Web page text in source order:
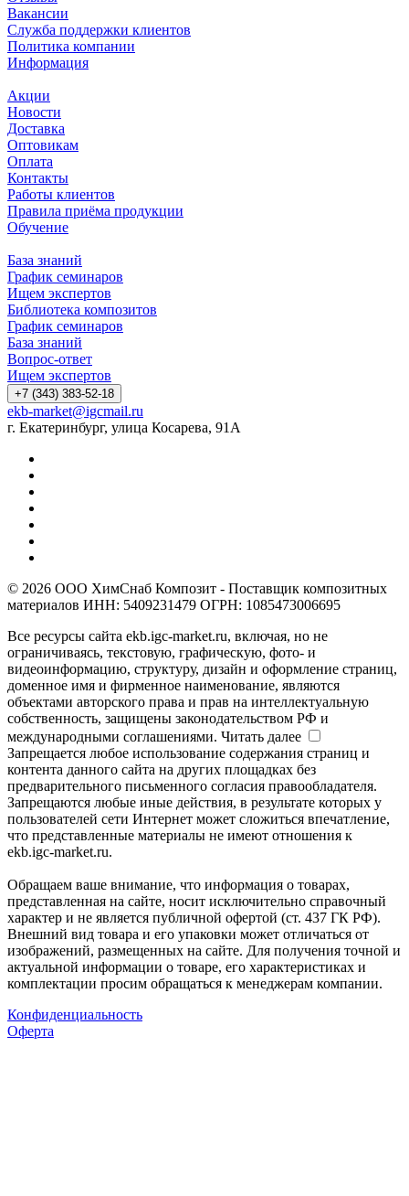
Вакансии
Служба поддержки клиентов
Политика компании
Информация
Акции
Новости
Доставка
Оптовикам
Оплата
Контакты
Работы клиентов
Правила приёма продукции
Обучение
База знаний
График семинаров
Ищем экспертов
Библиотека композитов
График семинаров
База знаний
Вопрос-ответ
Ищем экспертов
+7 (343) 383-52-18
ekb-market@igcmail.ru
г. Екатеринбург, улица Косарева, 91А
© 2026 ООО ХимСнаб Композит - Поставщик композитных
материалов ИНН: 5409231479 ОГРН: 1085473006695
Все ресурсы сайта ekb.igc-market.ru, включая, но не
ограничиваясь, текстовую, графическую, фото- и
видеоинформацию, структуру, дизайн и оформление страниц,
доменное имя и фирменное наименование, являются
объектами авторского права и прав на интеллектуальную
собственность, защищены законодательством РФ и
международными соглашениями. Читать далее
Запрещается любое использование содержания страниц и
контента данного сайта на других площадках без
предварительного письменного согласия правообладателя.
Запрещаются любые иные действия, в результате которых у
пользователей сети Интернет может сложиться впечатление,
что представленные материалы не имеют отношения к
ekb.igc-market.ru.
Обращаем ваше внимание, что информация о товарах,
представленная на сайте, носит исключительно справочный
характер и не является публичной офертой (ст. 437 ГК РФ).
Внешний вид товара и его упаковки может отличаться от
изображений, размещенных на сайте. Для получения точной и
актуальной информации о товаре, его характеристиках и
комплектации просим обращаться к менеджерам компании.
Конфиденциальность
Оферта